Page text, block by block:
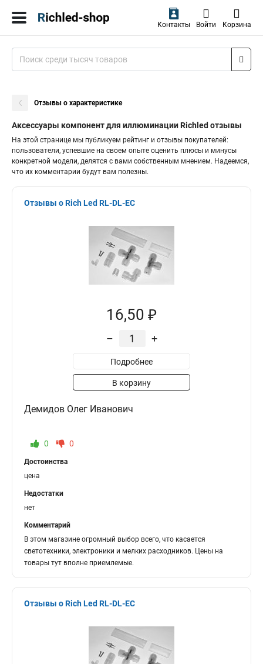
Контакты Войти Корзина
Отзывы о характеристике
Аксессуары компонент для иллюминации Richled отзывы
На этой странице мы публикуем рейтинг и отзывы покупателей:
пользователи, успевшие на своем опыте оценить плюсы и минусы
конкретной модели, делятся с вами собственным мнением. Надеемся,
что их комментарии будут вам полезны.
Отзывы о Rich Led RL-DL-EC
16,50 ₽
– +
Подробнее
В корзину
Демидов Олег Иванович
0 0
Достоинства
цена
Недостатки
нет
Комментарий
В этом магазине огромный выбор всего, что касается
светотехники, электроники и мелких расходников. Цены на
товары тут вполне приемлемые.
Отзывы о Rich Led RL-DL-EC